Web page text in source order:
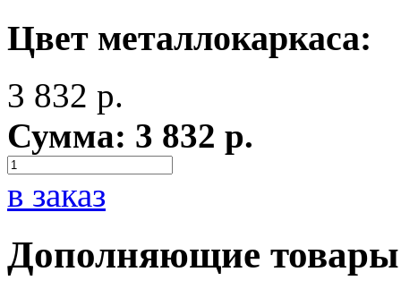
Цвет металлокаркаса:
3 832 р.
Сумма: 3 832 р.
в заказ
Дополняющие товары